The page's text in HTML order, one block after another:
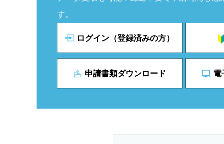
す。
ログイン（登録済みの方）
申請書類ダウンロード 電